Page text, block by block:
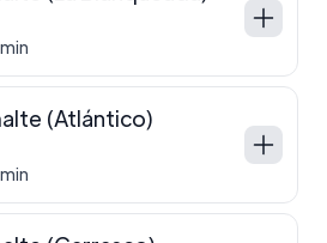
(Atlántico)